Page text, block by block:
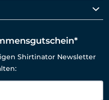
Shirtinator Newsletter